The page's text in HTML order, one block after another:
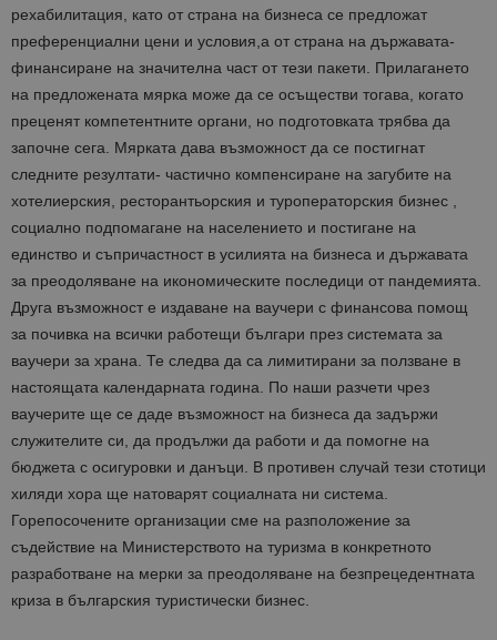
рехабилитация, като от страна на бизнеса се предложат
преференциални цени и условия,а от страна на държавата-
финансиране на значителна част от тези пакети. Прилагането
на предложената мярка може да се осъществи тогава, когато
преценят компетентните органи, но подготовката трябва да
започне сега. Мярката дава възможност да се постигнат
следните резултати- частично компенсиране на загубите на
хотелиерския, ресторантьорския и туроператорския бизнес ,
социално подпомагане на населението и постигане на
единство и съпричастност в усилията на бизнеса и държавата
за преодоляване на икономическите последици от пандемията.
Друга възможност е издаване на ваучери с финансова помощ
за почивка на всички работещи българи през системата за
ваучери за храна. Те следва да са лимитирани за ползване в
настоящата календарната година. По наши разчети чрез
ваучерите ще се даде възможност на бизнеса да задържи
служителите си, да продължи да работи и да помогне на
бюджета с осигуровки и данъци. В противен случай тези стотици
хиляди хора ще натоварят социалната ни система.
Горепосочените организации сме на разположение за
съдействие на Министерството на туризма в конкретното
разработване на мерки за преодоляване на безпрецедентната
криза в българския туристически бизнес.